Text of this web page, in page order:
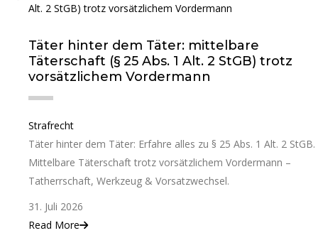
Täter hinter dem Täter: mittelbare
Täterschaft (§ 25 Abs. 1 Alt. 2 StGB) trotz
vorsätzlichem Vordermann
Strafrecht
Täter hinter dem Täter: Erfahre alles zu § 25 Abs. 1 Alt. 2 StGB.
Mittelbare Täterschaft trotz vorsätzlichem Vordermann –
Tatherrschaft, Werkzeug & Vorsatzwechsel.
31. Juli 2026
Read More